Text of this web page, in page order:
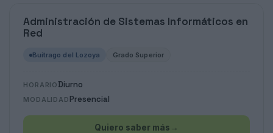
Administración de Sistemas Informáticos en
Red
Buitrago del Lozoya Grado Superior
HORARIO Diurno
MODALIDAD Presencial
Quiero saber más →